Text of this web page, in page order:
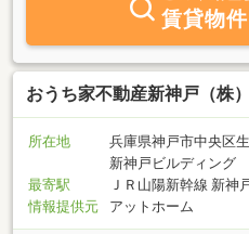
賃貸物
おうち家不動産新神戸（株）
所在地
兵庫県神戸市中央区
新神戸ビルディング
最寄駅
ＪＲ山陽新幹線 新神
情報提供元
アットホーム